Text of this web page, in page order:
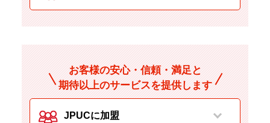
お客様の安心・信頼・満足と
期待以上のサービスを提供します
JPUCに加盟